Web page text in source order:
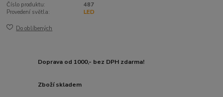
Číslo produktu:
487
Provedení světla:
LED
Do oblíbených
Doprava od 1000,- bez DPH zdarma!
Zboží skladem